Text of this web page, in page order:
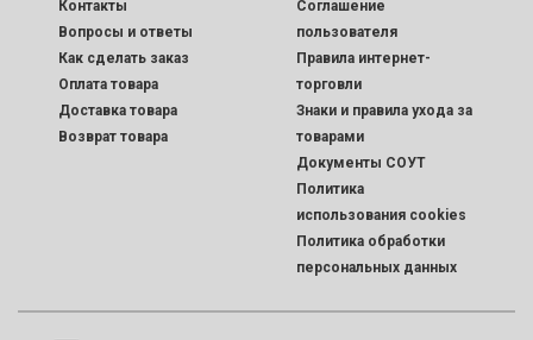
Контакты
Вопросы и ответы
Как сделать заказ
Оплата товара
Доставка товара
Возврат товара
Соглашение
пользователя
Правила интернет-
торговли
Знаки и правила ухода за
товарами
Документы СОУТ
Политика
использования cookies
Политика обработки
персональных данных